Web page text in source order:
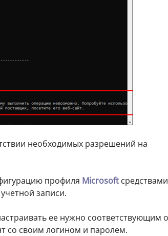
необходимых разрешений на
профиля Microsoft
записи.
ее нужно соответствующим
со своим логином и паролем.